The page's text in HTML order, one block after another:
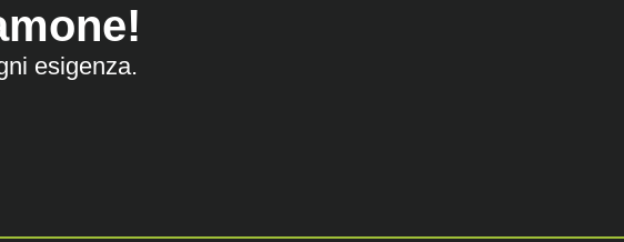
esigenza.